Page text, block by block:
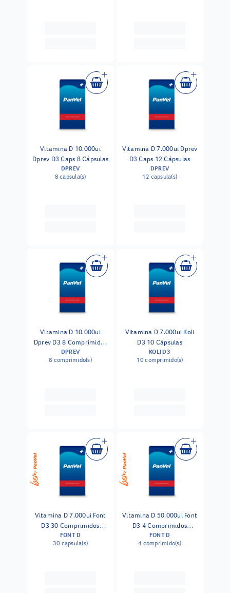
Vitamina D 10.000ui
Dprev D3 Caps 8 Cápsulas
DPREV
8 capsula(s)
Vitamina D 7.000ui Dprev
D3 Caps 12 Cápsulas
DPREV
12 capsula(s)
Vitamina D 10.000ui
Dprev D3 8 Comprimidos
Revestidos
DPREV
8 comprimido(s)
Vitamina D 7.000ui Koli
D3 10 Cápsulas
KOLI D3
10 comprimido(s)
Vitamina D 7.000ui Font
D3 30 Comprimidos
Revestidos
FONT D
30 capsula(s)
Vitamina D 50.000ui Font
D3 4 Comprimidos
Revestidos
FONT D
4 comprimido(s)